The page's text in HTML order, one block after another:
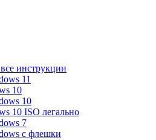
инструкции
11
10
10
10 ISO легально
7
с флешки